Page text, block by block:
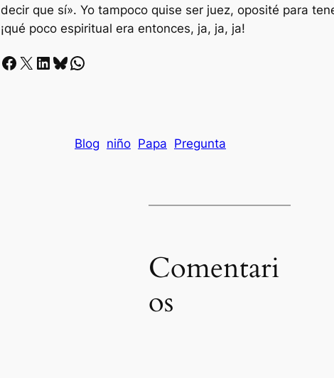
decir que sí». Yo tampoco quise ser juez, oposité para
¡qué poco espiritual era entonces, ja, ja, ja!
Facebook X LinkedIn Bluesky Whatsapp
Blog niño Papa Pregunta
Comentari
os